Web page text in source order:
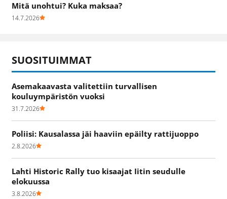
Mitä unohtui? Kuka maksaa?
14.7.2026
SUOSITUIMMAT
Asemakaavasta valitettiin turvallisen
kouluympäristön vuoksi
31.7.2026
Poliisi: Kausalassa jäi haaviin epäilty rattijuoppo
2.8.2026
Lahti Historic Rally tuo kisaajat Iitin seudulle
elokuussa
3.8.2026